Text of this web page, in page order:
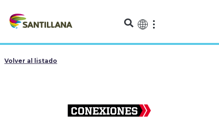
Volver al listado